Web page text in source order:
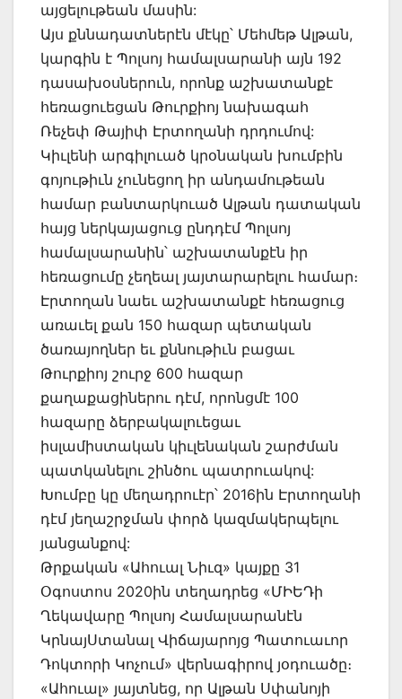
այցելութեան մասին:
Այս քննադատներէն մէկը՝ Մեհմեթ Ալթան,
կարգին է Պոլսոյ համալսարանի այն 192
դասախօսներուն, որոնք աշխատանքէ
հեռացուեցան Թուրքիոյ նախագահ
Ռեչեփ Թայիփ Էրտողանի դրդումով:
Կիւլենի արգիլուած կրօնական խումբին
գոյութիւն չունեցող իր անդամութեան
համար բանտարկուած Ալթան դատական
հայց ներկայացուց ընդդէմ Պոլսոյ
համալսարանին՝ աշխատանքէն իր
հեռացումը չեղեալ յայտարարելու համար։
Էրտողան նաեւ աշխատանքէ հեռացուց
առաւել քան 150 հազար պետական
ծառայողներ եւ քննութիւն բացաւ
Թուրքիոյ շուրջ 600 հազար
քաղաքացիներու դէմ, որոնցմէ 100
հազարը ձերբակալուեցաւ
իսլամիստական կիւլենական շարժման
պատկանելու շինծու պատրուակով:
Խումբը կը մեղադրուէր՝ 2016ին Էրտողանի
դէմ յեղաշրջման փորձ կազմակերպելու
յանցանքով:
Թրքական «Ահուալ Նիւզ» կայքը 31
Օգոստոս 2020ին տեղադրեց «ՄԻԵԴի
Ղեկավարը Պոլսոյ Համալսարանէն
ԿրնայՍտանալ Վիճայարոյց Պատուաւոր
Դոկտորի Կոչում» վերնագիրով յօդուածը։
«Ահուալ» յայտնեց, որ Ալթան Սփանոյի